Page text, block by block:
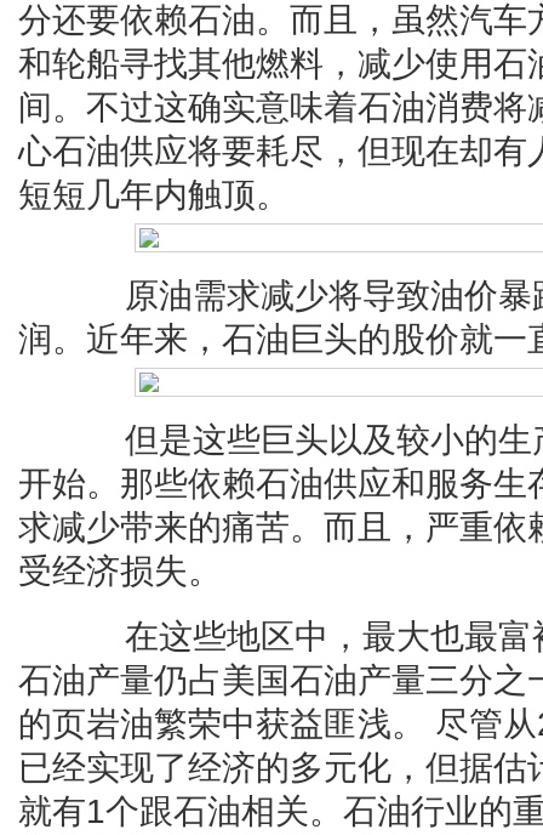
分还要依赖石油。而且，虽然汽
和轮船寻找其他燃料，减少使用石
间。不过这确实意味着石油消费
心石油供应将要耗尽，但现在却
短短几年内触顶。
原油需求减少将导致油价暴
润。近年来，石油巨头的股价就一
但是这些巨头以及较小的生
开始。那些依赖石油供应和服务
求减少带来的痛苦。而且，严重
受经济损失。
在这些地区中，最大也最富
石油产量仍占美国石油产量三分
的页岩油繁荣中获益匪浅。 尽管
已经实现了经济的多元化，但据
就有1个跟石油相关。石油行业的